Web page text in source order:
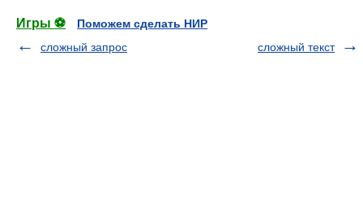
Игры ⚽
Поможем сделать НИР
сложный запрос
сложный текст